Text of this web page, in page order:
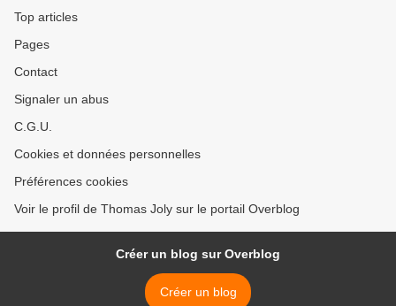
Top articles
Pages
Contact
Signaler un abus
C.G.U.
Cookies et données personnelles
Préférences cookies
Voir le profil de Thomas Joly sur le portail Overblog
Créer un blog sur Overblog
Créer un blog